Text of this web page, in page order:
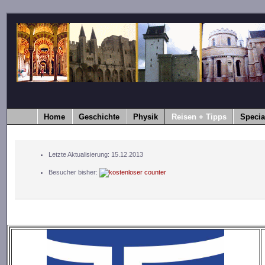
Home Geschichte Physik Reisen + Tipps
Letzte Aktualisierung: 15.12.2013
Besucher bisher: